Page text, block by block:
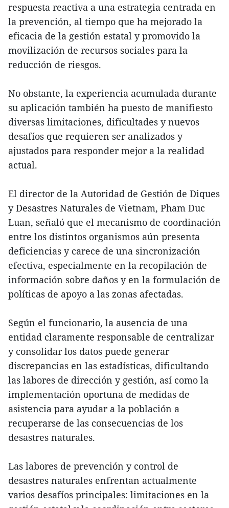
respuesta reactiva a una estrategia centrada en
la prevención, al tiempo que ha mejorado la
eficacia de la gestión estatal y promovido la
movilización de recursos sociales para la
reducción de riesgos.
No obstante, la experiencia acumulada durante
su aplicación también ha puesto de manifiesto
diversas limitaciones, dificultades y nuevos
desafíos que requieren ser analizados y
ajustados para responder mejor a la realidad
actual.
El director de la Autoridad de Gestión de Diques
y Desastres Naturales de Vietnam, Pham Duc
Luan, señaló que el mecanismo de coordinación
entre los distintos organismos aún presenta
deficiencias y carece de una sincronización
efectiva, especialmente en la recopilación de
información sobre daños y en la formulación de
políticas de apoyo a las zonas afectadas.
Según el funcionario, la ausencia de una
entidad claramente responsable de centralizar
y consolidar los datos puede generar
discrepancias en las estadísticas, dificultando
las labores de dirección y gestión, así como la
implementación oportuna de medidas de
asistencia para ayudar a la población a
recuperarse de las consecuencias de los
desastres naturales.
Las labores de prevención y control de
desastres naturales enfrentan actualmente
varios desafíos principales: limitaciones en la